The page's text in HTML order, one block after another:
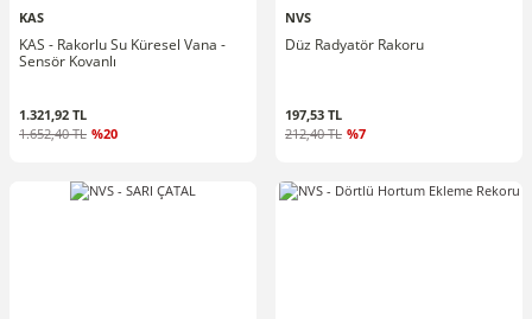
KAS
KAS - Rakorlu Su Küresel Vana -
Sensör Kovanlı
1.321,92 TL
1.652,40 TL %20
NVS
Düz Radyatör Rakoru
197,53 TL
212,40 TL %7